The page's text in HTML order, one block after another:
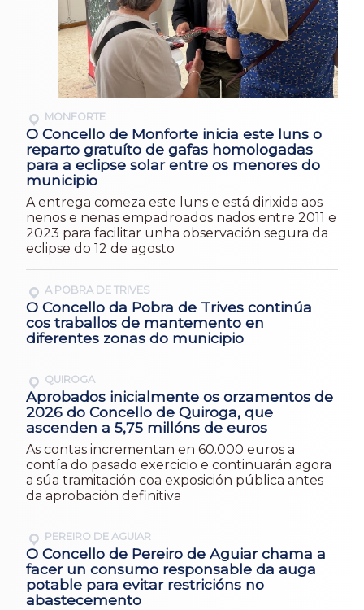
MONFORTE
O Concello de Monforte inicia este luns o
reparto gratuíto de gafas homologadas
para a eclipse solar entre os menores do
municipio
A entrega comeza este luns e está dirixida aos
nenos e nenas empadroados nados entre 2011 e
2023 para facilitar unha observación segura da
eclipse do 12 de agosto
A POBRA DE TRIVES
O Concello da Pobra de Trives continúa
cos traballos de mantemento en
diferentes zonas do municipio
QUIROGA
Aprobados inicialmente os orzamentos de
2026 do Concello de Quiroga, que
ascenden a 5,75 millóns de euros
As contas incrementan en 60.000 euros a
contía do pasado exercicio e continuarán agora
a súa tramitación coa exposición pública antes
da aprobación definitiva
PEREIRO DE AGUIAR
O Concello de Pereiro de Aguiar chama a
facer un consumo responsable da auga
potable para evitar restricións no
abastecemento